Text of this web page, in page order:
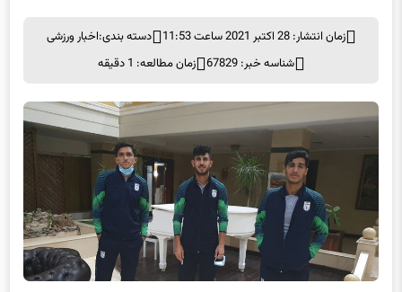
زمان انتشار: 28 اکتبر 2021 ساعت 11:53 دسته بندی:اخبار ورزشی
شناسه خبر: 67829
زمان مطالعه: 1 دقیقه